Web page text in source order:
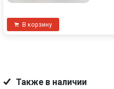
В корзину
Также в наличии